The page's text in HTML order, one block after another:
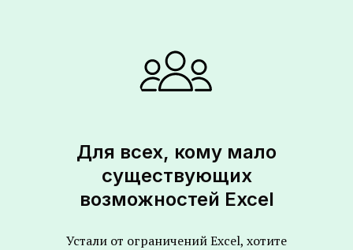
Для всех, кому мало
существующих
возможностей Excel
Устали от ограничений Excel, хотите